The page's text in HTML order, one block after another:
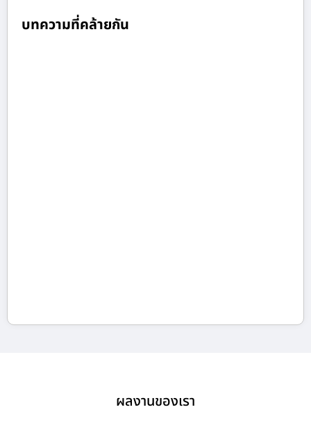
บทความที่คล้ายกัน
ผลงานของเรา